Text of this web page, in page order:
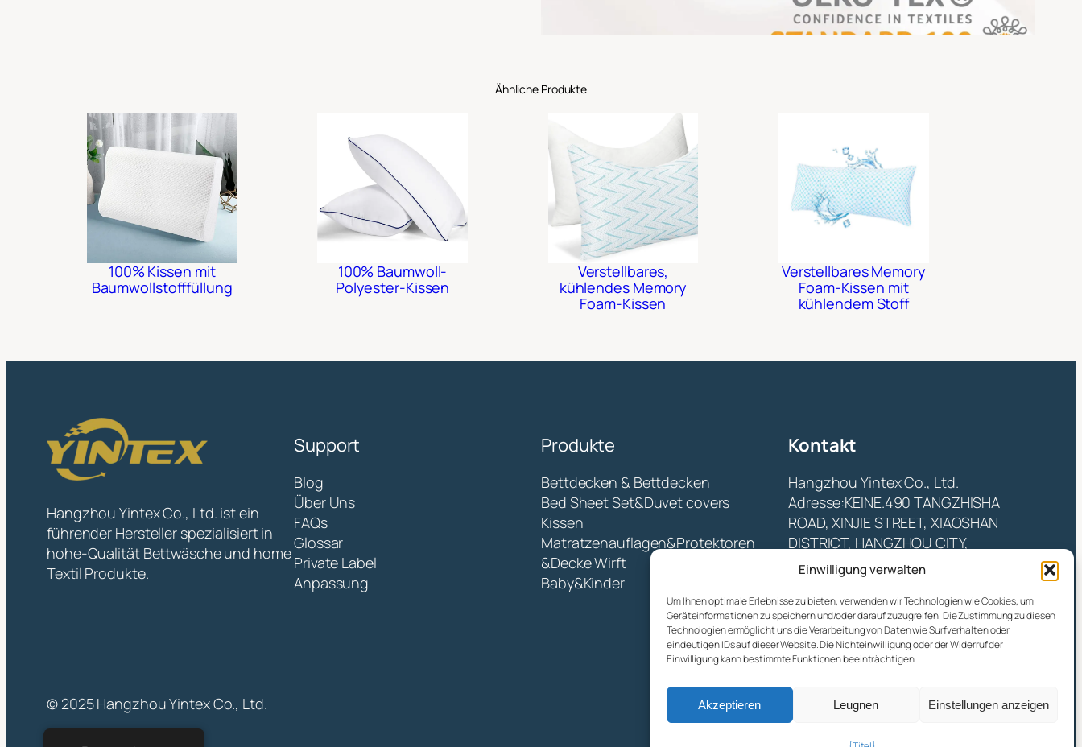
Einwilligung verwalten
Um Ihnen optimale Erlebnisse zu bieten, verwenden wir Technologien wie Cookies, um
Geräteinformationen zu speichern und/oder darauf zuzugreifen. Die Zustimmung zu diesen
Technologien ermöglicht uns die Verarbeitung von Daten wie Surfverhalten oder
eindeutigen IDs auf dieser Website. Die Nichteinwilligung oder der Widerruf der
Einwilligung kann bestimmte Funktionen beeinträchtigen.
Akzeptieren Leugnen Einstellungen anzeigen
Ähnliche Produkte
100% Kissen mit
Baumwollstofffüllung
100% Baumwoll-
Polyester-Kissen
Verstellbares,
kühlendes Memory
Foam-Kissen
Verstellbares Memory
Foam-Kissen mit
kühlendem Stoff
Hangzhou Yintex Co., Ltd. ist ein
führender Hersteller spezialisiert in
hohe-Qualität Bettwäsche und home
Textil Produkte.
Support
Blog
Über Uns
FAQs
Glossar
Private Label
Anpassung
Produkte
Bettdecken & Bettdecken
Bed Sheet Set&Duvet covers
Kissen
Matratzenauflagen&Protektoren
&Decke Wirft
Baby&Kinder
Kontakt
Hangzhou Yintex Co., Ltd.
Adresse:KEINE.490 TANGZHISHA
ROAD, XINJIE STREET, XIAOSHAN
DISTRICT, HANGZHOU CITY,
ZHEJIANG P. R, CHINA
E-Mail: yin@yintex.com.cn
Tel: 86 137 77375088
Facebook X InstagramLinkedIn YouTube
© 2025 Hangzhou Yintex Co., Ltd.